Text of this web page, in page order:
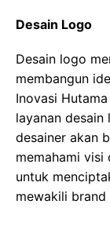
Desain Logo
Desain logo
membangun
Inovasi
layanan
desainer akan
memahami
untuk
mewakili